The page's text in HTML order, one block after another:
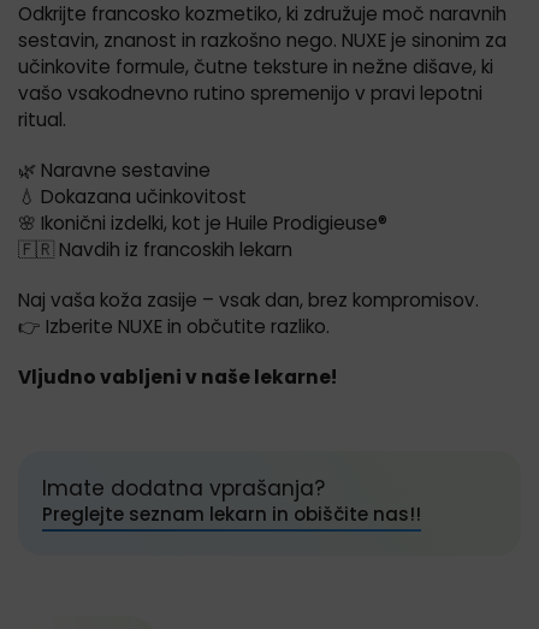
Odkrijte francosko kozmetiko, ki združuje moč naravnih
sestavin, znanost in razkošno nego. NUXE je sinonim za
učinkovite formule, čutne teksture in nežne dišave, ki
vašo vsakodnevno rutino spremenijo v pravi lepotni
ritual.
🌿 Naravne sestavine
💧 Dokazana učinkovitost
🌸 Ikonični izdelki, kot je Huile Prodigieuse®
🇫🇷 Navdih iz francoskih lekarn
Naj vaša koža zasije – vsak dan, brez kompromisov.
👉 Izberite NUXE in občutite razliko.
Vljudno vabljeni v naše lekarne!
Imate dodatna vprašanja?
Preglejte seznam lekarn in obiščite nas!!